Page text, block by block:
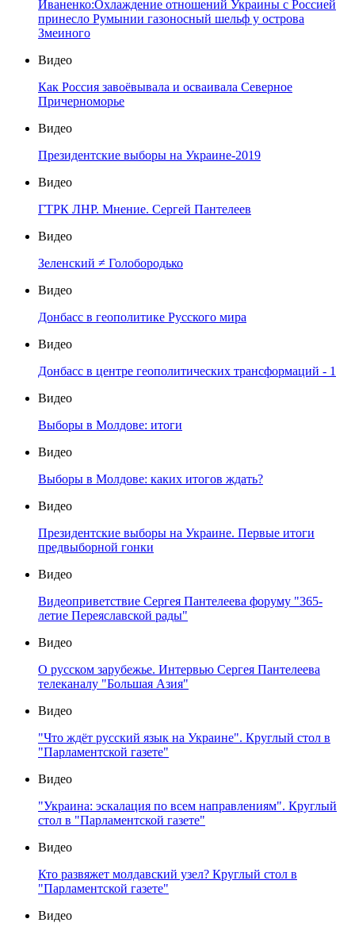
Иваненко:Охлаждение отношений Украины с Россией
принесло Румынии газоносный шельф у острова
Змеиного
Видео
Как Россия завоёвывала и осваивала Северное
Причерноморье
Видео
Президентские выборы на Украине-2019
Видео
ГТРК ЛНР. Мнение. Сергей Пантелеев
Видео
Зеленский ≠ Голобородько
Видео
Донбасс в геополитике Русского мира
Видео
Донбасс в центре геополитических трансформаций - 1
Видео
Выборы в Молдове: итоги
Видео
Выборы в Молдове: каких итогов ждать?
Видео
Президентские выборы на Украине. Первые итоги
предвыборной гонки
Видео
Видеоприветствие Сергея Пантелеева форуму "365-
летие Переяславской рады"
Видео
О русском зарубежье. Интервью Сергея Пантелеева
телеканалу "Большая Азия"
Видео
"Что ждёт русский язык на Украине". Круглый стол в
"Парламентской газете"
Видео
"Украина: эскалация по всем направлениям". Круглый
стол в "Парламентской газете"
Видео
Кто развяжет молдавский узел? Круглый стол в
"Парламентской газете"
Видео